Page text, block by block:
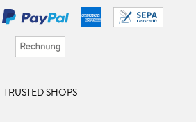
TRUSTED SHOPS